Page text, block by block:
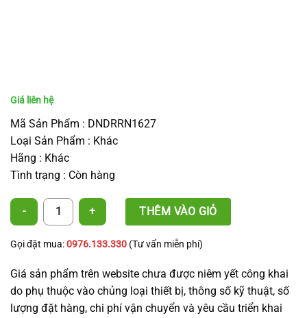
Mã Sản Phẩm : DNDRRN1627
Loại Sản Phẩm : Khác
Hãng : Khác
Tình trạng : Còn hàng
Đai nối dây nhỏ giọt ra ren ngoài 1627 - Male Thread Coupling for
THÊM VÀO GIỎ
Gọi đặt mua:0976.133.330 (Tư vấn miễn phí)
Giá sản phẩm trên website chưa được niêm yết công khai
do phụ thuộc vào chủng loại thiết bị, thông số kỹ thuật, số
lượng đặt hàng, chi phí vận chuyển và yêu cầu triển khai